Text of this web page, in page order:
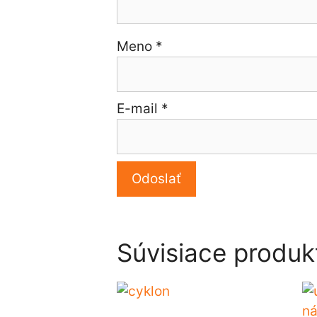
Meno *
E-mail *
Súvisiace